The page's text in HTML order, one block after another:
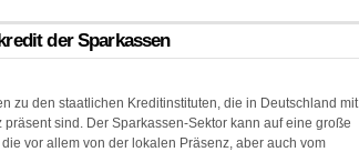
der Sparkassen
zu den staatlichen Kreditinstituten, die in Deutschland mit
sind. Der Sparkassen-Sektor kann auf eine große
vor allem von der lokalen Präsenz, aber auch vom